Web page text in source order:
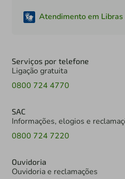
Atendimento em Libras
Serviços por telefone
Ligação gratuita
0800 724 4770
SAC
Informações, elogios e
0800 724 7220
Ouvidoria
Ouvidoria e reclamações